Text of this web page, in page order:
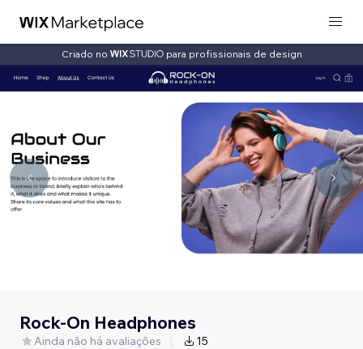
Criado no para profissionais de design
Rock-On Headphones
Ainda não há avaliações 15